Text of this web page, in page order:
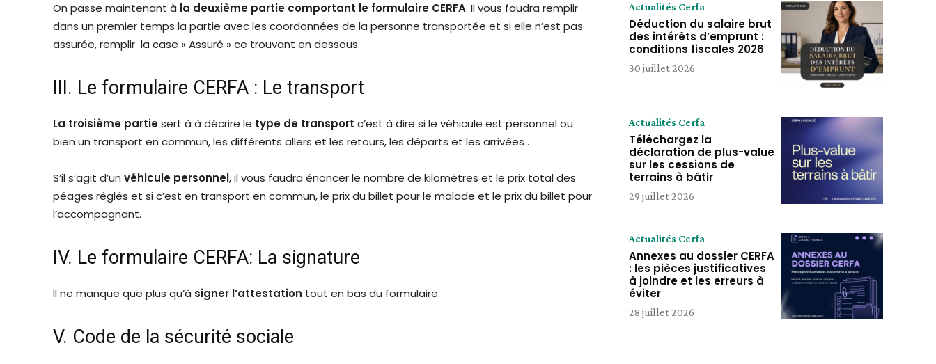
On passe maintenant à la deuxième partie comportant le formulaire CERFA. Il vous faudra remplir
dans un premier temps la partie avec les coordonnées de la personne transportée et si elle n’est pas
assurée, remplir la case « Assuré » ce trouvant en dessous.
III. Le formulaire CERFA : Le transport
La troisième partiesert à à décrire le type de transport c’est à dire si le véhicule est personnel ou
bien un transport en commun, les différents allers et les retours, les départs et les arrivées .
S’il s’agit d’un véhicule personnel, il vous faudra énoncer le nombre de kilomètres et le prix total des
péages réglés et si c’est en transport en commun, le prix du billet pour le malade et le prix du billet pour
l’accompagnant.
IV. Le formulaire CERFA: La signature
Il ne manque que plus qu’à signer l’attestation tout en bas du formulaire.
V. Code de la sécurité sociale
Actualités Cerfa
Déduction du salaire brut
des intérêts d’emprunt :
conditions fiscales 2026
30 juillet 2026
Actualités Cerfa
Téléchargez la
déclaration de plus-value
sur les cessions de
terrains à bâtir
29 juillet 2026
Actualités Cerfa
Annexes au dossier CERFA
: les pièces justificatives
à joindre et les erreurs à
éviter
28 juillet 2026